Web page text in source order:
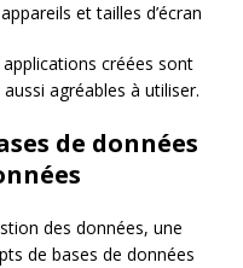
et tailles d’écran
créées sont
agréables à utiliser.
de données
des données, une
de bases de données